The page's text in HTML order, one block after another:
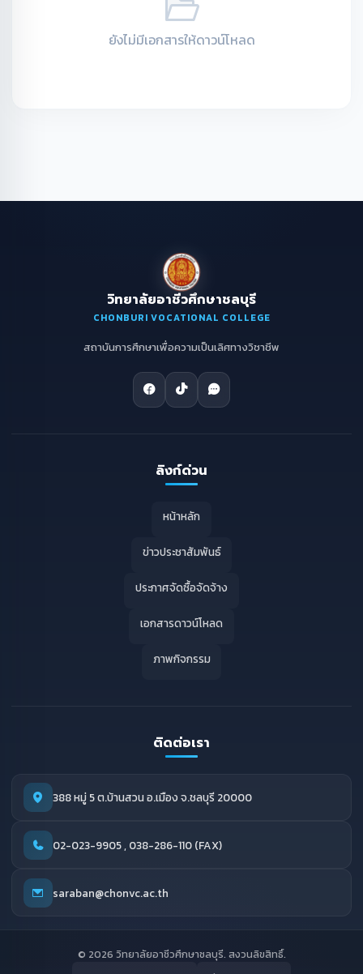
ยังไม่มีเอกสารให้ดาวน์โหลด
วิทยาลัยอาชีวศึกษาชลบุรี
CHONBURI VOCATIONAL COLLEGE
สถาบันการศึกษาเพื่อความเป็นเลิศทางวิชาชีพ
ลิงก์ด่วน
หน้าหลัก
ข่าวประชาสัมพันธ์
ประกาศจัดซื้อจัดจ้าง
เอกสารดาวน์โหลด
ภาพกิจกรรม
ติดต่อเรา
388 หมู่ 5 ต.บ้านสวน อ.เมือง จ.ชลบุรี 20000
02-023-9905 , 038-286-110 (FAX)
saraban@chonvc.ac.th
© 2026 วิทยาลัยอาชีวศึกษาชลบุรี. สงวนลิขสิทธิ์.